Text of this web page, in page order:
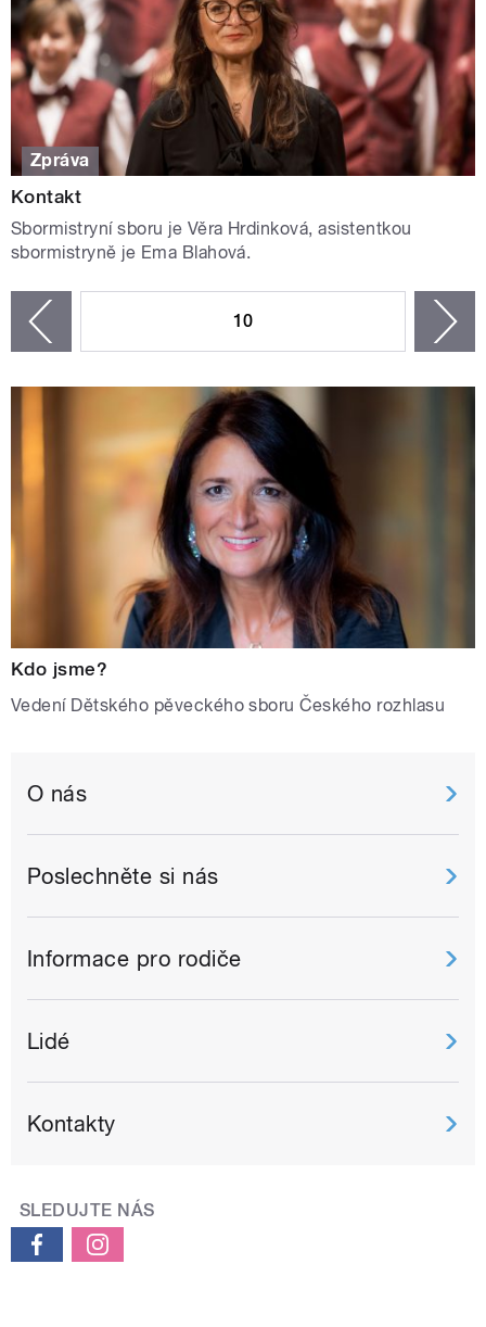
Zpráva
Kontakt
Sbormistryní sboru je Věra Hrdinková, asistentkou
sbormistryně je Ema Blahová.
10
Kdo jsme?
Vedení Dětského pěveckého sboru Českého rozhlasu
O nás
Poslechněte si nás
Informace pro rodiče
Lidé
Kontakty
SLEDUJTE NÁS